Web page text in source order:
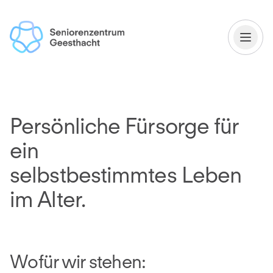
Persönliche Fürsorge für
ein
selbstbestimmtes Leben
im Alter.
Wofür wir stehen: